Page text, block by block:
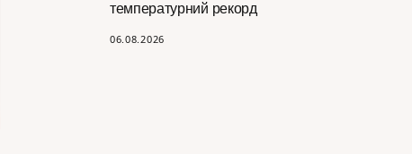
температурний рекорд
06.08.2026